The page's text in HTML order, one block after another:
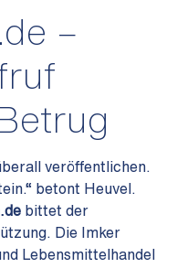
–
veröffentlichen.
betont Heuvel.
bittet der
Die Imker
Lebensmittelhandel